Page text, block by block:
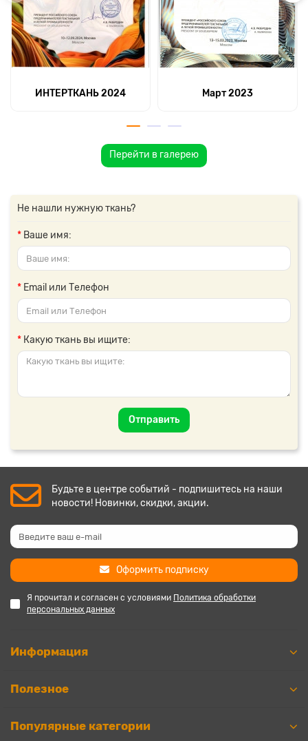
ИНТЕРТКАНЬ 2024 Март 2023
Перейти в галерею
Не нашли нужную ткань?
Ваше имя:
Email или Телефон
Какую ткань вы ищите:
Отправить
Будьте в центре событий - подпишитесь на наши
новости! Новинки, скидки, акции.
Оформить подписку
Я прочитал и согласен с условиями Политика обработки
персональных данных
Информация
Полезное
Популярные категории